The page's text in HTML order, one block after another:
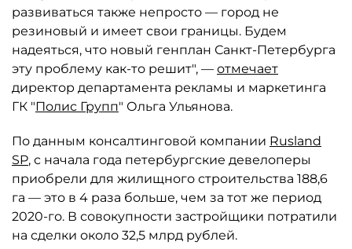
развиваться также непросто — город не
резиновый и имеет свои границы. Будем
надеяться, что новый генплан Санкт-Петербурга
эту проблему как-то решит", — отмечает
директор департамента рекламы и маркетинга
ГК "Полис Групп" Ольга Ульянова.
По данным консалтинговой компании Rusland
SP, с начала года петербургские девелоперы
приобрели для жилищного строительства 188,6
га — это в 4 раза больше, чем за тот же период
2020-го. В совокупности застройщики потратили
на сделки около 32,5 млрд рублей.